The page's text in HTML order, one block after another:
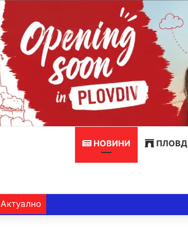
НОВИНИ
Актуално